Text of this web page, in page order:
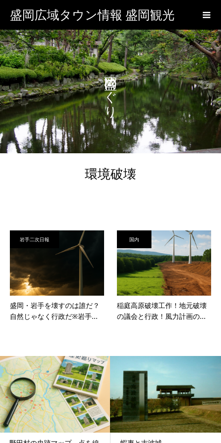
盛岡広域タウン情報 盛岡観光
盛岡めぐり
環境破壊
岩手二次日報
盛岡・岩手を壊すのは誰だ？
自然じゃなく行政だ※岩手...
国内
稲庭高原破壊工作！地元破壊
の議会と行政！風力計画の...